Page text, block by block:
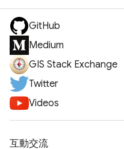
GitHub
Medium
GIS Stack Exchange
Twitter
Videos
互動交流